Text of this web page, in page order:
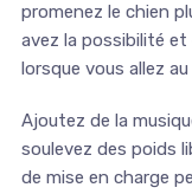
promenez le chien
avez la possibilité
lorsque vous allez
Ajoutez de la
soulevez des poids
de mise en charge